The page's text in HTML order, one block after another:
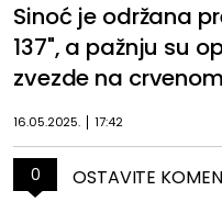
Sinoć je održana
137", a pažnju su
zvezde na
16.05.2025. 17:42
0 OSTAVITE